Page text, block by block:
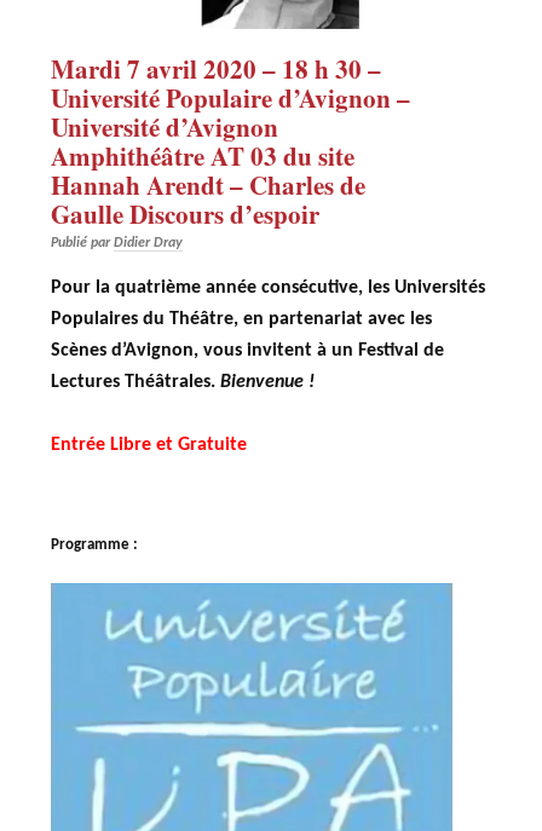
Mardi 7 avril 2020 – 18 h 30 –
Université Populaire d’Avignon –
Université d’Avignon
Amphithéâtre AT 03 du site
Hannah Arendt – Charles de
Gaulle Discours d’espoir
Publié parDidier Dray
Pour la quatrième année consécutive, les Universités
Populaires du Théâtre, en partenariat avec les
Scènes d’Avignon, vous invitent à un Festival de
Lectures Théâtrales.Bienvenue !
Entrée Libre et Gratuite
Programme :